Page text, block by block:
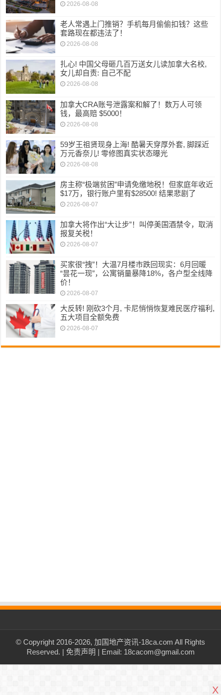
2026-08-08
老人常遇上门推销？手机每月偷偷扣钱？这些
套路现在都违法了！
2026-08-08
扎心! 中国父母砸几百万送女儿读加拿大名校,
女儿却自责: 自己不配
2026-08-08
加拿大CRA账号泄露案和解了！数万人可领
钱，最高赔 $5000！
2026-08-08
59岁王祖贤现身上海! 酷暑天穿厚外套, 脚踩近
万元香奈儿! 零修图真实状态曝光
2026-08-08
房主称“极端贫困”申请免缴地税！但家庭年收近
$17万，银行账户里有$28500! 结果悲剧了
2026-08-07
加拿大将作出“大让步”！叫停美国酒禁令，取消
报复关税！
2026-08-07
买家很“拽”！大温7月楼市跌回现实：6月回暖
“昙花一现”，公寓销量暴降18%，各户型全线降
价！
2026-08-07
大反转! 刚砍3个月, 卡尼悄悄恢复难民医疗福利,
五大项目全额免费
2026-08-07
© Copyright 2016-2026, 加国地产资讯-18ca.com All Rights
Reserved. | 免责声明 | Email: 18cacom@gmail.com
X